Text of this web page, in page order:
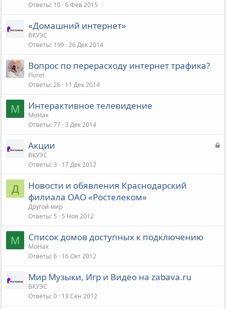
Ответы 10 6 Фев 2015
«Домашний интернет»
ВКУЭС
Ответы 190 26 Дек 2014
Вопрос по перерасходу интернет трафика?
Floret
Ответы 26 11 Дек 2014
M Интерактивное телевидение
MoHax
Ответы 77 3 Дек 2014
З
Акции
ВКУЭС
Ответы 3 17 Дек 2012
Д
Новости и обявления Краснодарский
филиала ОАО «Ростелеком»
Другой мир
Ответы 5 5 Ноя 2012
M Список домов доступных к подключению
MoHax
Ответы 6 16 Окт 2012
Мир Музыки, Игр и Видео на zabava.ru
ВКУЭС
Ответы 0 13 Сен 2012